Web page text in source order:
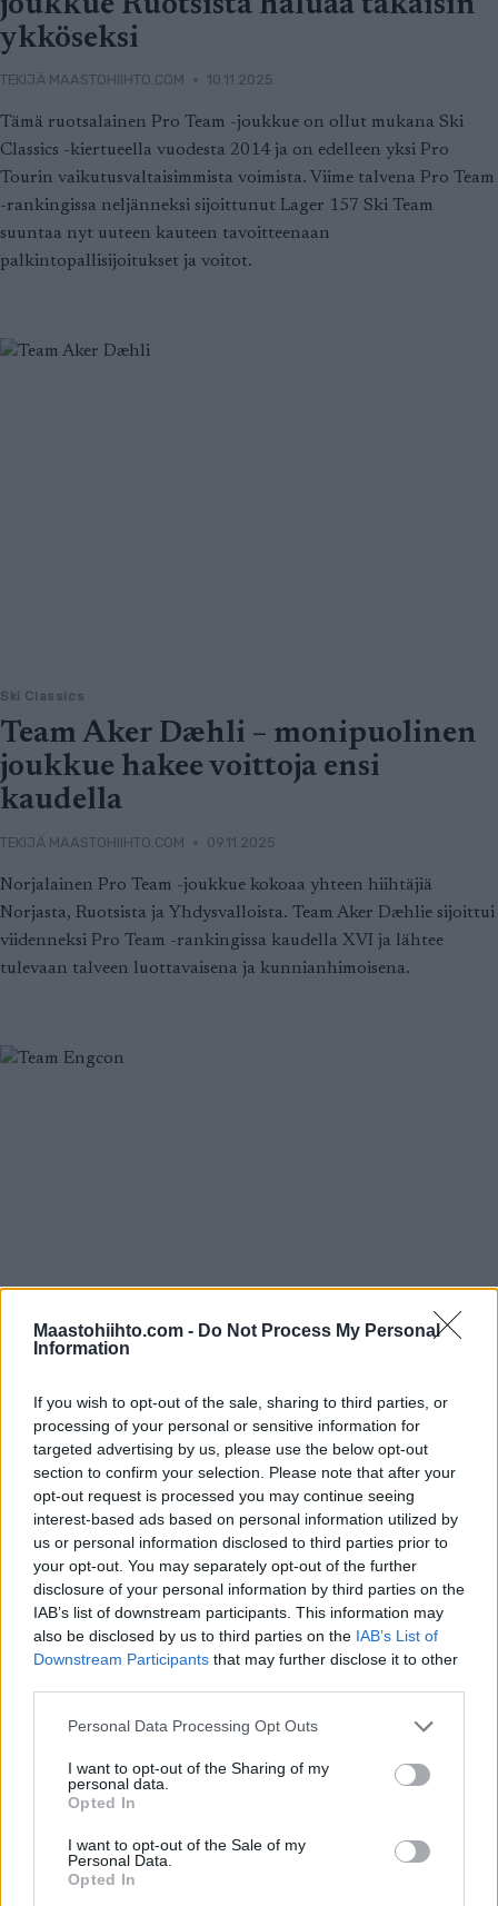
Maastohiihto.com - Do Not Process My Personal
Information
If you wish to opt-out of the sale, sharing to third parties, or
processing of your personal or sensitive information for
targeted advertising by us, please use the below opt-out
section to confirm your selection. Please note that after your
opt-out request is processed you may continue seeing
interest-based ads based on personal information utilized by
us or personal information disclosed to third parties prior to
your opt-out. You may separately opt-out of the further
disclosure of your personal information by third parties on the
IAB’s list of downstream participants. This information may
also be disclosed by us to third parties on the IAB’s List of
Downstream Participants that may further disclose it to other
Please note that this website/app uses one or more Google
not limited to your visit or usage behaviour. You may click to
grant or deny consent to Google and its third-party tags to
use your data for below specified purposes in below Google
consent section.
Personal Data Processing Opt Outs
I want to opt-out of the Sharing of my
personal data.
Opted In
I want to opt-out of the Sale of my
Personal Data.
Opted In
ykköseksi
TEKIJÄ MAASTOHIIHTO.COM 10.11.2025
Tämä ruotsalainen Pro Team -joukkue on ollut mukana Ski
Classics -kiertueella vuodesta 2014 ja on edelleen yksi Pro
Tourin vaikutusvaltaisimmista voimista. Viime talvena Pro Team
-rankingissa neljänneksi sijoittunut Lager 157 Ski Team
suuntaa nyt uuteen kauteen tavoitteenaan
palkintopallisijoitukset ja voitot.
Ski Classics
Team Aker Dæhli – monipuolinen
joukkue hakee voittoja ensi
kaudella
TEKIJÄ MAASTOHIIHTO.COM 09.11.2025
Norjalainen Pro Team -joukkue kokoaa yhteen hiihtäjiä
Norjasta, Ruotsista ja Yhdysvalloista. Team Aker Dæhlie sijoittui
viidenneksi Pro Team -rankingissa kaudella XVI ja lähtee
tulevaan talveen luottavaisena ja kunnianhimoisena.
Ski Classics
Team Engcon – ruotsalaistiimi
lähtee mestaruustaistoon vahvalla
kokoonpanolla
TEKIJÄ MAASTOHIIHTO.COM 08.11.2025
Ruotsalainen Pro Team aloitti vuonna 2019 pienenä
joukkueena, jossa oli vain kolme urheilijaa. Ski Classics -
kaudella XVII Team Engcon lähtee kisaan vahvempana kuin
lahjakkuuden tavoitellen voittoja, kärkisijoja ja tasaista
menestystä koko kauden ajan.